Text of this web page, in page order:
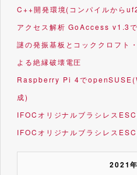
C++開発環境(コンパイルから
アクセス解析 GoAccess v1.3
謎の発振基板とコッククロフト
よる絶縁破壊電圧
Raspberry Pi 4で
成)
IFOCオリジナルブラシレス
IFOCオリジナルブラシレス
2021